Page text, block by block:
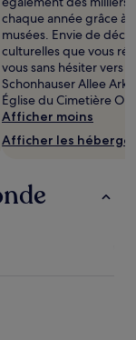
chaque année grâce à
musées. Envie de
culturelles que vous
vous sans hésiter vers
Schonhauser Allee
Église du Cimetière
Afficher moins
Afficher les